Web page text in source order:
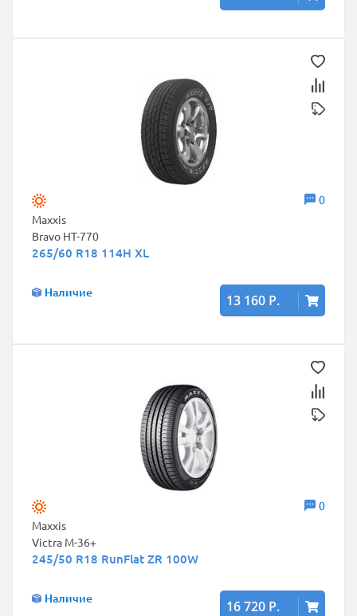
0
Maxxis
Bravo HT-770
265/60 R18 114H XL
Наличие 13 160 Р.
0
Maxxis
Victra M-36+
245/50 R18 RunFlat ZR 100W
Наличие 16 720 Р.